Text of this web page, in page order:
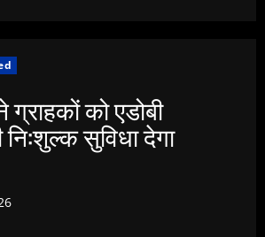
को एडोबी
सुविधा देगा